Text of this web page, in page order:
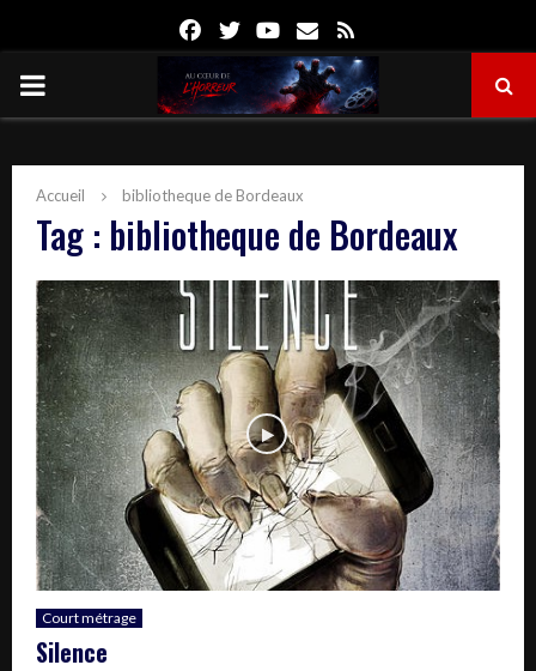
FacebookTwitterYoutube
Email
PRIMARY
Accueil bibliotheque de Bordeaux
Tag : bibliotheque de Bordeaux
Court métrage
Silence